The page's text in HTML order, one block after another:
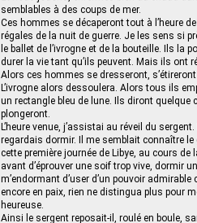
semblables à des coups de mer.
Ces hommes se décaperont tout à l’heure
régales de la nuit de guerre. Je les sens si
le ballet de l’ivrogne et de la bouteille. Ils la
durer la vie tant qu’ils peuvent. Mais ils ont
Alors ces hommes se dresseront,
L’ivrogne alors dessoulera. Alors tous ils
un rectangle bleu de lune. Ils diront quelque
plongeront.
L’heure venue, j’assistai au réveil du
regardais dormir. Il me semblait connaître
cette première journée de Libye, au cours
avant d’éprouver une soif trop vive, dormir
m’endormant d’user d’un pouvoir
encore en paix, rien ne distingua plus pour
heureuse.
Ainsi le sergent reposait-il, roulé en boule,